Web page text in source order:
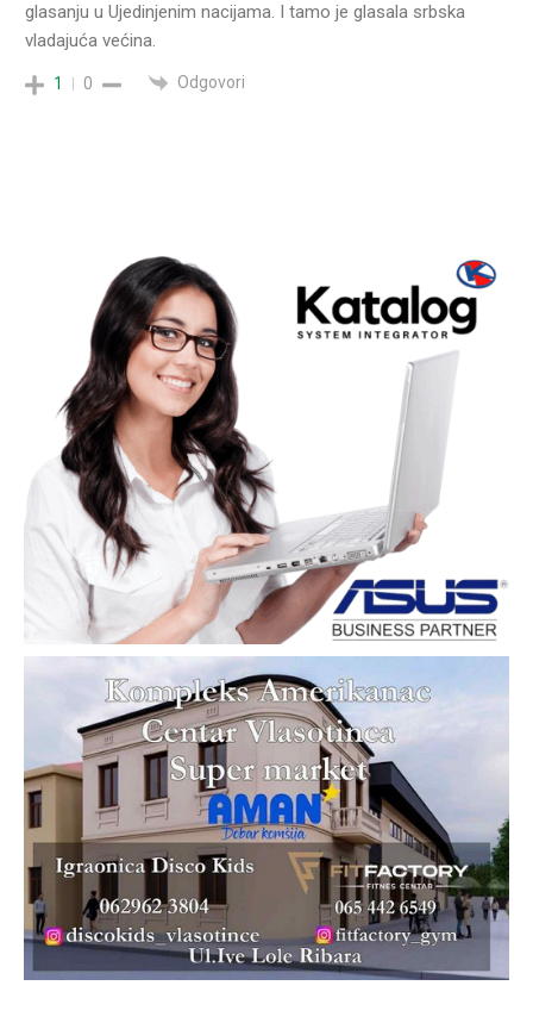
glasanju u Ujedinjenim nacijama. I tamo je glasala srbska
vladajuća većina.
1 0 Odgovori